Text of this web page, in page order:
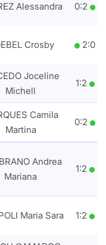
Alessandra 0:2
Crosby 2:0
Joceline
Michell
1:2
Camila
Martina
0:2
Andrea
Mariana
1:2
Maria Sara 1:2